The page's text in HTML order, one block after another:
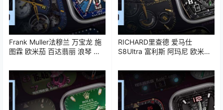
Frank Muller法穆兰 万宝龙 施
图霖 欧米茄 百达翡丽 浪琴 苹
鸡表盘推荐
RICHARD里查德 爱马仕
S8Ultra 富利斯 阿玛尼 欧米茄
乐鸡表盘推荐